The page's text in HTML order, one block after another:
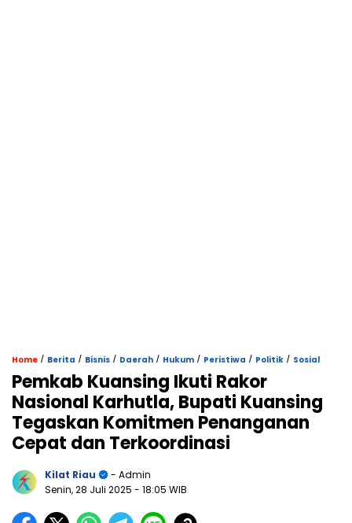
Home / Berita / Bisnis / Daerah / Hukum / Peristiwa / Politik / Sosial
Pemkab Kuansing Ikuti Rakor
Nasional Karhutla, Bupati Kuansing
Tegaskan Komitmen Penanganan
Cepat dan Terkoordinasi
Kilat Riau
- Admin
Senin, 28 Juli 2025 - 18:05 WIB